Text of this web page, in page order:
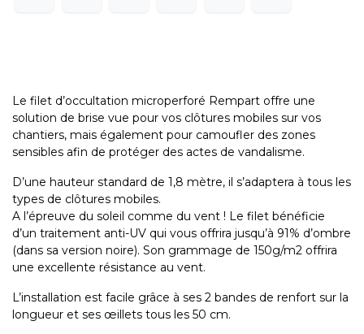
Le filet d’occultation microperforé Rempart offre une
solution de brise vue pour vos clôtures mobiles sur vos
chantiers, mais également pour camoufler des zones
sensibles afin de protéger des actes de vandalisme.
D’une hauteur standard de 1,8 mètre, il s’adaptera à tous les
types de clôtures mobiles.
A l’épreuve du soleil comme du vent ! Le filet bénéficie
d’un traitement anti-UV qui vous offrira jusqu’à 91% d’ombre
(dans sa version noire). Son grammage de 150g/m2 offrira
une excellente résistance au vent.
L’installation est facile grâce à ses 2 bandes de renfort sur la
longueur et ses œillets tous les 50 cm.